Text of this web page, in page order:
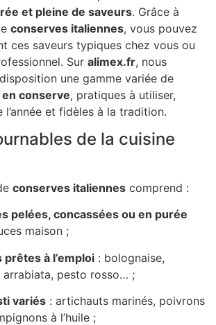
et pleine de saveurs. Grâce à
conserves italiennes, vous pouvez
ces saveurs typiques chez vous ou
Sur alimex.fr, nous
une gamme variée de
conserve, pratiques à utiliser,
et fidèles à la tradition.
de la cuisine
conserves italiennes comprend :
pelées, concassées ou en purée
maison ;
prêtes à l’emploi : bolognaise,
arrabiata, pesto rosso… ;
variés : artichauts marinés, poivrons
à l’huile ;